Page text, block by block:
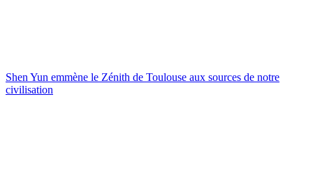
Shen Yun emmène le Zénith de Toulouse aux sources de notre
civilisation